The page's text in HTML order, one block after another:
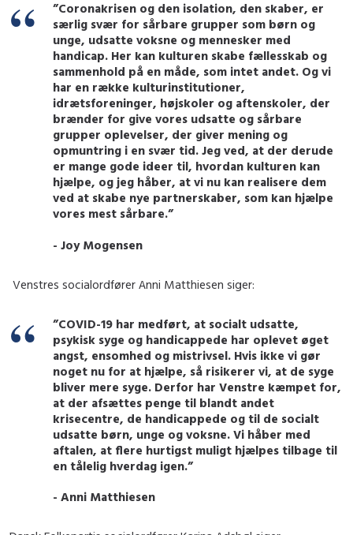
”Coronakrisen og den isolation, den skaber, er
særlig svær for sårbare grupper som børn og
unge, udsatte voksne og mennesker med
handicap. Her kan kulturen skabe fællesskab og
sammenhold på en måde, som intet andet. Og vi
har en række kulturinstitutioner,
idrætsforeninger, højskoler og aftenskoler, der
brænder for give vores udsatte og sårbare
grupper oplevelser, der giver mening og
opmuntring i en svær tid. Jeg ved, at der derude
er mange gode ideer til, hvordan kulturen kan
hjælpe, og jeg håber, at vi nu kan realisere dem
ved at skabe nye partnerskaber, som kan hjælpe
vores mest sårbare.”
- Joy Mogensen
Venstres socialordfører Anni Matthiesen siger:
”COVID-19 har medført, at socialt udsatte,
psykisk syge og handicappede har oplevet øget
angst, ensomhed og mistrivsel. Hvis ikke vi gør
noget nu for at hjælpe, så risikerer vi, at de syge
bliver mere syge. Derfor har Venstre kæmpet for,
at der afsættes penge til blandt andet
krisecentre, de handicappede og til de socialt
udsatte børn, unge og voksne. Vi håber med
aftalen, at flere hurtigst muligt hjælpes tilbage til
en tålelig hverdag igen.”
- Anni Matthiesen